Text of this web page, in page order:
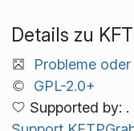
Details zu
Probleme
GPL-2.0+
Supported by: .